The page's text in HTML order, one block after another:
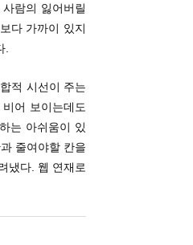
람의 잃어버릴
다 가까이 있지
.
적 시선이 주는
어 보이는데도
는 아쉬움이 있
줄여야할 칸을
냈다. 웹 연재로